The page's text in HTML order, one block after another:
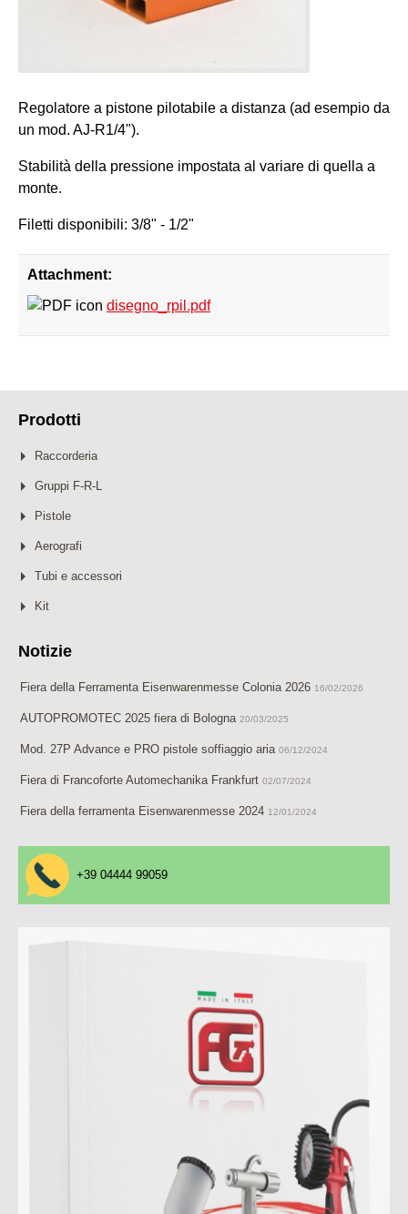
Regolatore a pistone pilotabile a distanza (ad esempio da
un mod. AJ-R1/4").
Stabilità della pressione impostata al variare di quella a
monte.
Filetti disponibili: 3/8" - 1/2"
Attachment:
disegno_rpil.pdf
Prodotti
Raccorderia
Gruppi F-R-L
Pistole
Aerografi
Tubi e accessori
Kit
Notizie
Fiera della Ferramenta Eisenwarenmesse Colonia 2026 16/02/2026
AUTOPROMOTEC 2025 fiera di Bologna 20/03/2025
Mod. 27P Advance e PRO pistole soffiaggio aria 06/12/2024
Fiera di Francoforte Automechanika Frankfurt 02/07/2024
Fiera della ferramenta Eisenwarenmesse 2024 12/01/2024
+39 04444 99059